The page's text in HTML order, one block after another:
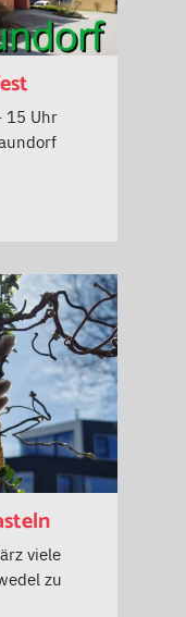
15 Uhr
viele
zu